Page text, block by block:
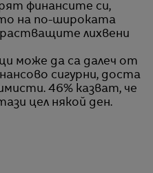
финансите си,
на по-широката
лихвени
може да са далеч от
сигурни, доста
46% казват, че
цел някой ден.